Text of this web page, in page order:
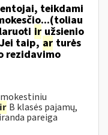
teikdami
ir užsienio
taip,ar turės
rezidavimo
ir B klasės pajamų,
pareiga